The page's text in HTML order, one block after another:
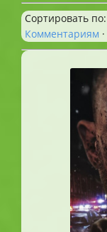
Сортировать по:
Комментариям ·